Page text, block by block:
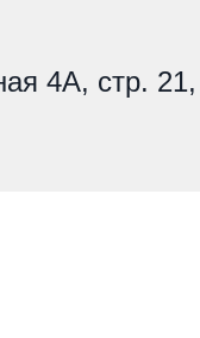
4А, стр. 21,